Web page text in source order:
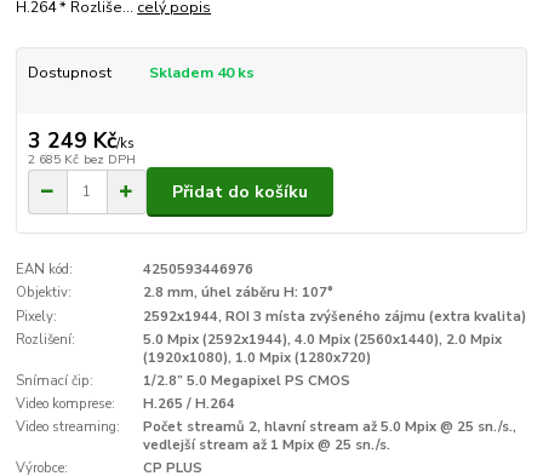
H.264 * Rozliše... celý popis
Dostupnost Skladem 40 ks
3 249 Kč/ks
2 685 Kč bez DPH
Přidat do košíku
EAN kód:
4250593446976
Objektiv:
2.8 mm, úhel záběru H: 107°
Pixely:
2592x1944, ROI 3 místa zvýšeného zájmu (extra kvalita)
Rozlišení:
5.0 Mpix (2592x1944), 4.0 Mpix (2560x1440), 2.0 Mpix
(1920x1080), 1.0 Mpix (1280x720)
Snímací čip:
1/2.8” 5.0 Megapixel PS CMOS
Video komprese:
H.265 / H.264
Video streaming:
Počet streamů 2, hlavní stream až 5.0 Mpix @ 25 sn./s.,
vedlejší stream až 1 Mpix @ 25 sn./s.
Výrobce:
CP PLUS